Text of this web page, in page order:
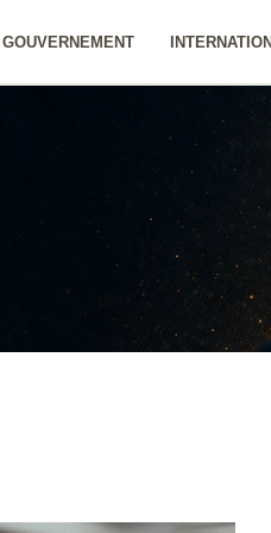
GOUVERNEMENT